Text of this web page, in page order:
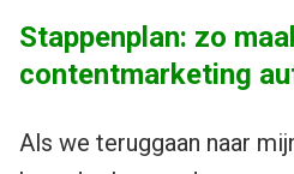
Stappenplan: zo
contentmarketing
Als we teruggaan naar